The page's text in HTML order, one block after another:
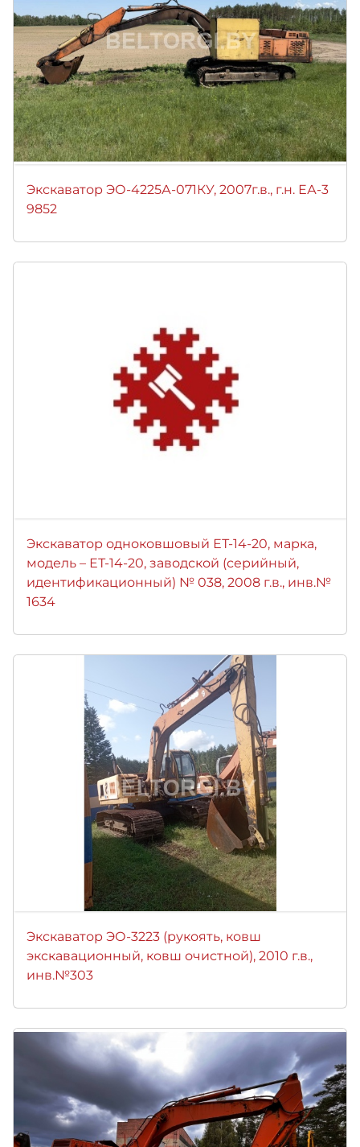
Экскаватор ЭО-4225А-071КУ, 2007г.в., г.н. ЕА-3
9852
Экскаватор одноковшовый ЕТ-14-20, марка,
модель – ЕТ-14-20, заводской (серийный,
идентификационный) № 038, 2008 г.в., инв.№
1634
Экскаватор ЭО-3223 (рукоять, ковш
экскавационный, ковш очистной), 2010 г.в.,
инв.№303